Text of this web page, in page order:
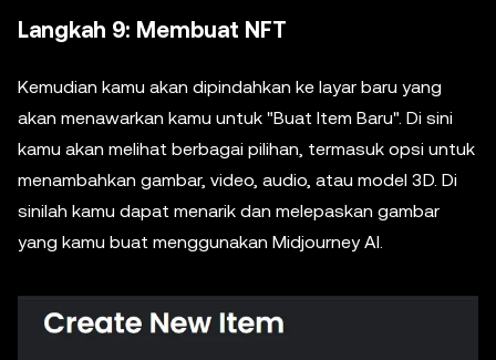
Langkah 9: Membuat NFT
Kemudian kamu akan dipindahkan ke layar baru yang
akan menawarkan kamu untuk "Buat Item Baru". Di sini
kamu akan melihat berbagai pilihan, termasuk opsi untuk
menambahkan gambar, video, audio, atau model 3D. Di
sinilah kamu dapat menarik dan melepaskan gambar
yang kamu buat menggunakan Midjourney AI.